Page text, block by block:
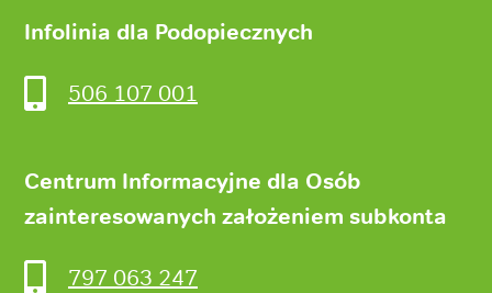
Infolinia dla Podopiecznych
506 107 001
Centrum Informacyjne dla Osób
zainteresowanych założeniem subkonta
797 063 247